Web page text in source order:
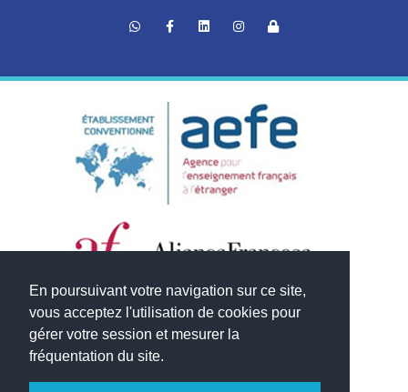
En poursuivant votre navigation sur ce site,
vous acceptez l'utilisation de cookies pour
gérer votre session et mesurer la
fréquentation du site.